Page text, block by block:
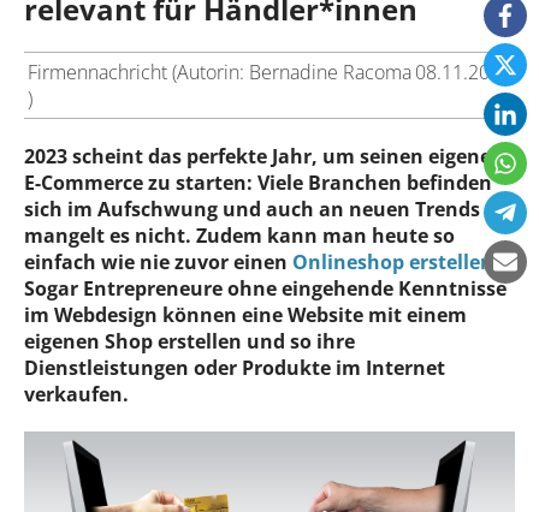
relevant für Händler*innen
Firmennachricht (Autorin: Bernadine Racoma
)
08.11.2022
2023 scheint das perfekte Jahr, um seinen eigenen
E-Commerce zu starten: Viele Branchen befinden
sich im Aufschwung und auch an neuen Trends
mangelt es nicht. Zudem kann man heute so
einfach wie nie zuvor einen Onlineshop erstellen .
Sogar Entrepreneure ohne eingehende Kenntnisse
im Webdesign können eine Website mit einem
eigenen Shop erstellen und so ihre
Dienstleistungen oder Produkte im Internet
verkaufen.